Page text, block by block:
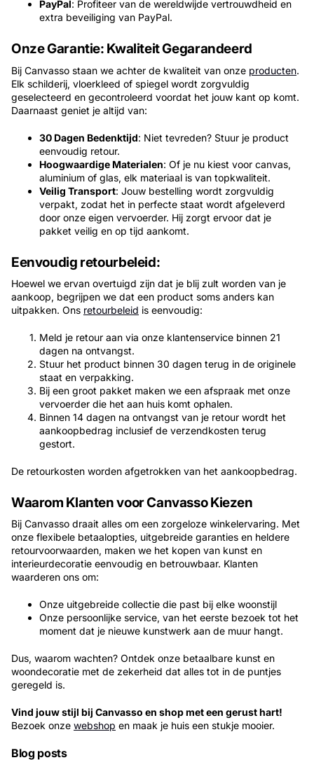
PayPal: Profiteer van de wereldwijde vertrouwdheid en
extra beveiliging van PayPal.
Onze Garantie: Kwaliteit Gegarandeerd
Bij Canvasso staan we achter de kwaliteit van onze producten.
Elk schilderij, vloerkleed of spiegel wordt zorgvuldig
geselecteerd en gecontroleerd voordat het jouw kant op komt.
Daarnaast geniet je altijd van:
30 Dagen Bedenktijd: Niet tevreden? Stuur je product
eenvoudig retour.
Hoogwaardige Materialen: Of je nu kiest voor canvas,
aluminium of glas, elk materiaal is van topkwaliteit.
Veilig Transport: Jouw bestelling wordt zorgvuldig
verpakt, zodat het in perfecte staat wordt afgeleverd
door onze eigen vervoerder. Hij zorgt ervoor dat je
pakket veilig en op tijd aankomt.
Eenvoudig retourbeleid:
Hoewel we ervan overtuigd zijn dat je blij zult worden van je
aankoop, begrijpen we dat een product soms anders kan
uitpakken. Ons retourbeleid is eenvoudig:
Meld je retour aan via onze klantenservice binnen 21
dagen na ontvangst.
Stuur het product binnen 30 dagen terug in de originele
staat en verpakking.
Bij een groot pakket maken we een afspraak met onze
vervoerder die het aan huis komt ophalen.
Binnen 14 dagen na ontvangst van je retour wordt het
aankoopbedrag inclusief de verzendkosten terug
gestort.
De retourkosten worden afgetrokken van het aankoopbedrag.
Waarom Klanten voor Canvasso Kiezen
Bij Canvasso draait alles om een zorgeloze winkelervaring. Met
onze flexibele betaalopties, uitgebreide garanties en heldere
retourvoorwaarden, maken we het kopen van kunst en
interieurdecoratie eenvoudig en betrouwbaar. Klanten
waarderen ons om:
Onze uitgebreide collectie die past bij elke woonstijl​​
Onze persoonlijke service, van het eerste bezoek tot het
moment dat je nieuwe kunstwerk aan de muur hangt.
Dus, waarom wachten? Ontdek onze betaalbare kunst en
woondecoratie met de zekerheid dat alles tot in de puntjes
geregeld is.
Vind jouw stijl bij Canvasso en shop met een gerust hart!
Bezoek onze webshop en maak je huis een stukje mooier.
Blog posts